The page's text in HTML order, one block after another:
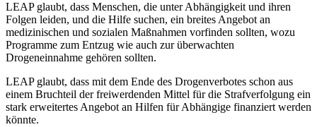
LEAP glaubt, dass Menschen, die unter Abhängigkeit und ihren
Folgen leiden, und die Hilfe suchen, ein breites Angebot an
medizinischen und sozialen Maßnahmen vorfinden sollten, wozu
Programme zum Entzug wie auch zur überwachten
Drogeneinnahme gehören sollten.
LEAP glaubt, dass mit dem Ende des Drogenverbotes schon aus
einem Bruchteil der freiwerdenden Mittel für die Strafverfolgung ein
stark erweitertes Angebot an Hilfen für Abhängige finanziert werden
könnte.